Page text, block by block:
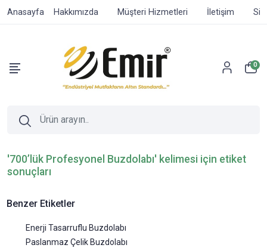
Anasayfa Hakkımızda Müşteri Hizmetleri İletişim
0
'700’lük Profesyonel Buzdolabı' kelimesi için etiket
sonuçları
Benzer Etiketler
Enerji Tasarruflu Buzdolabı
Paslanmaz Çelik Buzdolabı